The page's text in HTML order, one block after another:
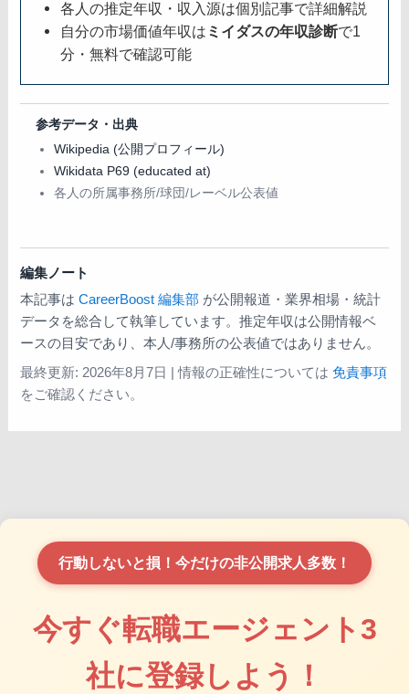
各人の推定年収・収入源は個別記事で詳細解説
自分の市場価値年収は ミイダスの年収診断で1
分・無料で確認可能
参考データ・出典
Wikipedia (公開プロフィール)
Wikidata P69 (educated at)
各人の所属事務所/球団/レーベル公表値
編集ノート
本記事はCareerBoost 編集部 が公開報道・業界相場・統計
データを総合して執筆しています。推定年収は公開情報ベ
ースの目安であり、本人/事務所の公表値ではありません。
最終更新: 2026年8月7日 | 情報の正確性については免責事項
をご確認ください。
行動しないと損！今だけの非公開求人多数！
今すぐ転職エージェント3
社に登録しよう！